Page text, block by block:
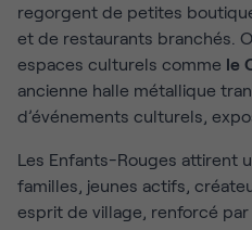
regorgent de petites
et de restaurants branchés.
espaces culturels comme le
ancienne halle métallique
d’événements culturels,
Les Enfants-Rouges attirent
familles, jeunes actifs,
esprit de village, renforcé